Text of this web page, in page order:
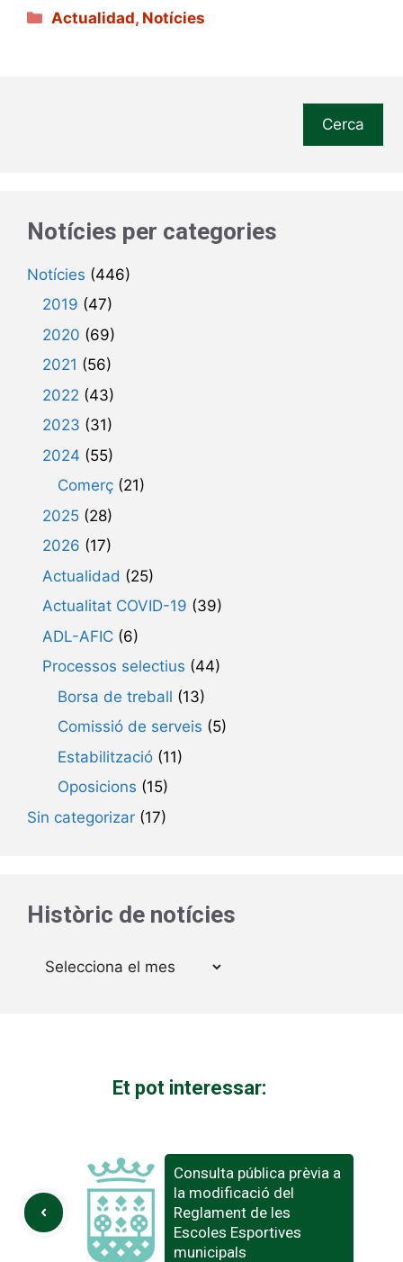
Categories
Actualidad, Notícies
Cerca
Notícies per categories
Notícies (446)
2019 (47)
2020 (69)
2021 (56)
2022 (43)
2023 (31)
2024 (55)
Comerç (21)
2025 (28)
2026 (17)
Actualidad (25)
Actualitat COVID-19 (39)
ADL-AFIC (6)
Processos selectius (44)
Borsa de treball (13)
Comissió de serveis (5)
Estabilització (11)
Oposicions (15)
Sin categorizar (17)
Històric de notícies
Arxius
Et pot interessar:
Consulta pública prèvia a
la modificació del
Reglament de les
Escoles Esportives
municipals